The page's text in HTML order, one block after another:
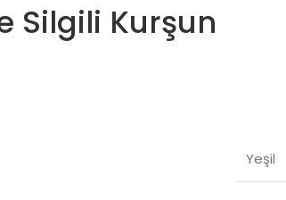
Silgili Kurşun
Yeşil